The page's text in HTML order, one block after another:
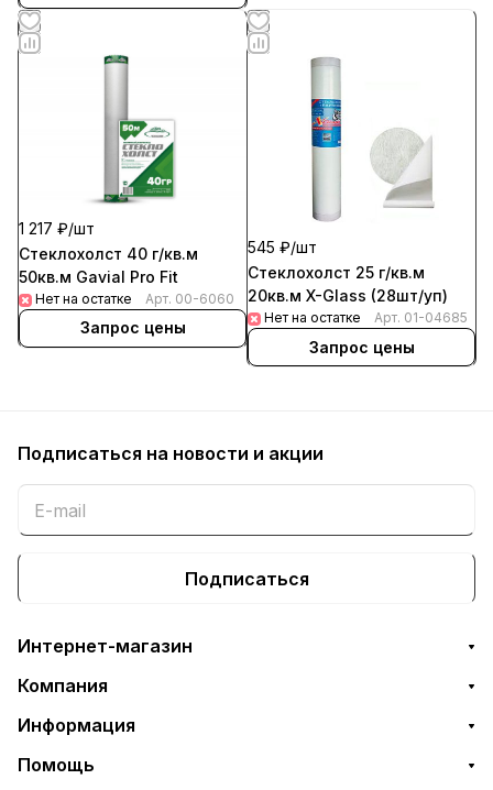
1 217 ₽/шт
Стеклохолст 40 г/кв.м
50кв.м Gavial Pro Fit
Нет на остатке Арт. 00-6060
Запрос цены
545 ₽/шт
Стеклохолст 25 г/кв.м
20кв.м X-Glass (28шт/уп)
Нет на остатке Арт. 01-04685
Запрос цены
Подписаться на новости и акции
Подписаться
Интернет-магазин
Компания
Информация
Помощь